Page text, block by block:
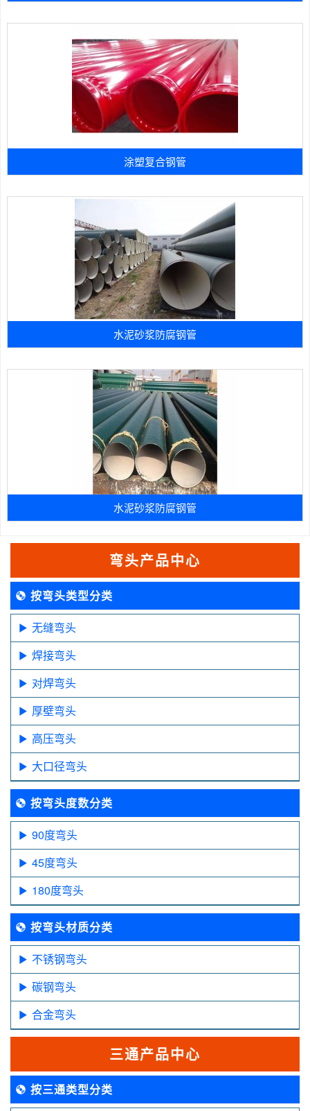
涂塑复合钢管
水泥砂浆防腐钢管
水泥砂浆防腐钢管
弯头产品中心
按弯头类型分类
无缝弯头
焊接弯头
对焊弯头
厚壁弯头
高压弯头
大口径弯头
按弯头度数分类
90度弯头
45度弯头
180度弯头
按弯头材质分类
不锈钢弯头
碳钢弯头
合金弯头
三通产品中心
按三通类型分类